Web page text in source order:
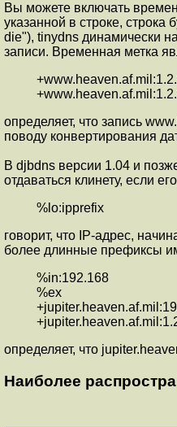
Вы можете включать
указанной в строке,
die"), tinydns динамически
записи. Временная метка
определяет, что запись
поводу конвертирования
В djbdns версии 1.04 и
отдаваться клинету, если
%lo:ipprefix
говорит, что IP-адрес,
более длинные префиксы
%in:192.168
%ex
определяет, что
Наиболее